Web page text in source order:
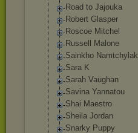
Road to Jajouka
Robert Glasper
Roscoe Mitchel
Russell Malone
Sainkho Namtchylak
Sara K
Sarah Vaughan
Savina Yannatou
Shai Maestro
Sheila Jordan
Snarky Puppy